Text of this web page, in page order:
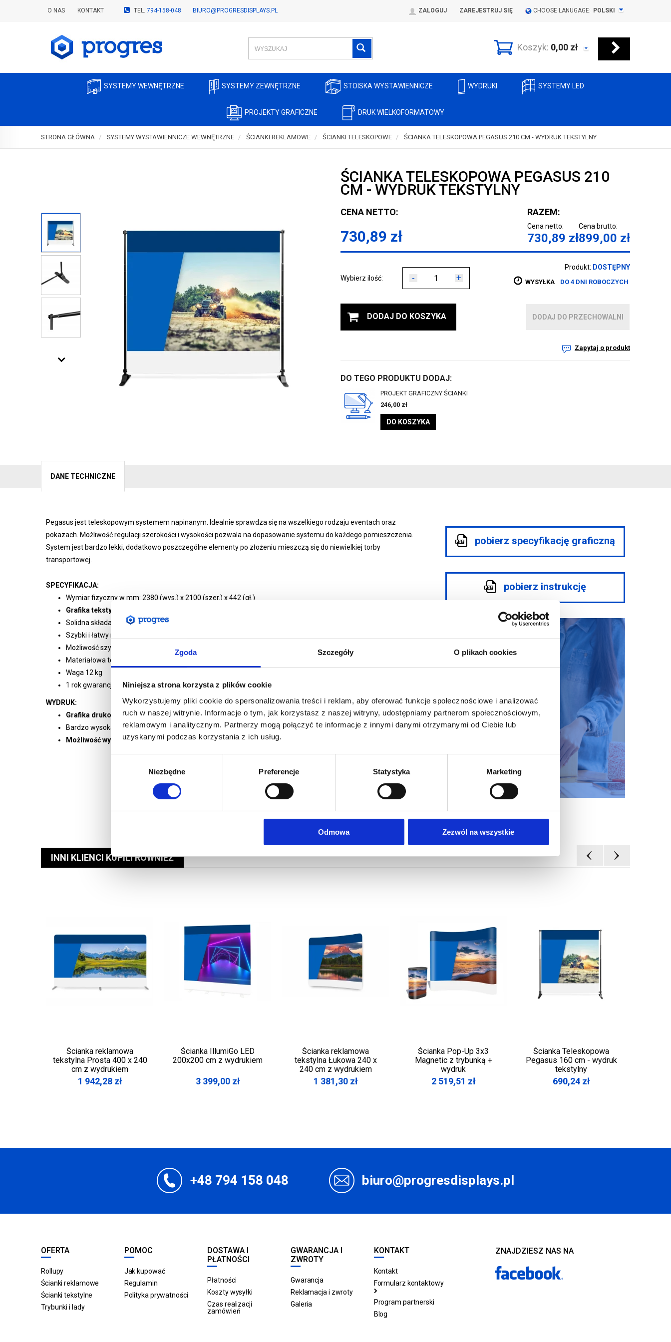
Zgoda Szczegóły O plikach cookies
Niniejsza strona korzysta z plików cookie
Wykorzystujemy pliki cookie do spersonalizowania treści i reklam, aby oferować funkcje społecznościowe i analizować
ruch w naszej witrynie. Informacje o tym, jak korzystasz z naszej witryny, udostępniamy partnerom społecznościowym,
reklamowym i analitycznym. Partnerzy mogą połączyć te informacje z innymi danymi otrzymanymi od Ciebie lub
uzyskanymi podczas korzystania z ich usług.
Niezbędne Preferencje Statystyka Marketing
Odmowa Zezwól na wszystkie
O NAS KONTAKT TEL. 794-158-048 BIURO@PROGRESDISPLAYS.PL ZALOGUJ ZAREJESTRUJ SIĘ CHOOSE LANUGAGE: POLSKI
Koszyk: 0,00 zł
SYSTEMY WEWNĘTRZNE SYSTEMY ZEWNĘTRZNE STOISKA WYSTAWIENNICZE WYDRUKI SYSTEMY LED
PROJEKTY GRAFICZNE DRUK WIELKOFORMATOWY
STRONA GŁÓWNA SYSTEMY WYSTAWIENNICZE WEWNĘTRZNE ŚCIANKI REKLAMOWE ŚCIANKI TELESKOPOWE ŚCIANKA TELESKOPOWA PEGASUS 210 CM - WYDRUK TEKSTYLNY
ŚCIANKA TELESKOPOWA PEGASUS 210
CM - WYDRUK TEKSTYLNY
CENA NETTO:
730,89 zł
RAZEM:
Cena netto:
730,89 zł
Cena brutto:
899,00 zł
Wybierz ilość: - +
Produkt: DOSTĘPNY
WYSYŁKA DO 4 DNI ROBOCZYCH
DODAJ DO KOSZYKA DODAJ DO PRZECHOWALNI
Zapytaj o produkt
DO TEGO PRODUKTU DODAJ:
PROJEKT GRAFICZNY ŚCIANKI
246,00 zł
DO KOSZYKA
DANE TECHNICZNE
Pegasus jest teleskopowym systemem napinanym. Idealnie sprawdza się na wszelkiego rodzaju eventach oraz
pokazach. Możliwość regulacji szerokości i wysokości pozwala na dopasowanie systemu do każdego pomieszczenia.
System jest bardzo lekki, dodatkowo poszczególne elementy po złożeniu mieszczą się do niewielkiej torby
transportowej.
SPECYFIKACJA:
Wymiar fizyczny w mm: 2380 (wys.) x 2100 (szer.) x 442 (gł.)
Grafika tekstylna jednostronna w rozmiarze 230x200 cm
Solidna składana konstrukcja z aluminium anodowanego
Szybki i łatwy montaż bez użycia narzędzi
Możliwość szybkiej wymiany grafiki
Materiałowa torba transportowa w zestawie
Waga 12 kg
1 rok gwarancji
WYDRUK:
Grafika drukowana metodą sublimacji na tkaninie Display Stretch 230g/m2
Bardzo wysoka jakość grafik oraz idealne odwzorowanie kolorów
Możliwość wykonania wydruku dwustronnego za dopłatą
pobierz specyfikację graficzną
pobierz instrukcję
INNI KLIENCI KUPILI RÓWNIEŻ
Ścianka reklamowa
tekstylna Prosta 400 x 240
cm z wydrukiem
1 942,28 zł
Ścianka IllumiGo LED
200x200 cm z wydrukiem
3 399,00 zł
Ścianka reklamowa
tekstylna Łukowa 240 x
240 cm z wydrukiem
1 381,30 zł
Ścianka Pop-Up 3x3
Magnetic z trybunką +
wydruk
2 519,51 zł
Ścianka Teleskopowa
Pegasus 160 cm - wydruk
tekstylny
690,24 zł
+48 794 158 048 biuro@progresdisplays.pl
OFERTA
Rollupy
Ścianki reklamowe
Ścianki tekstylne
Trybunki i lady
POMOC
Jak kupować
Regulamin
Polityka prywatności
DOSTAWA I
PŁATNOŚCI
Płatności
Koszty wysyłki
Czas realizacji
zamówień
GWARANCJA I
ZWROTY
Gwarancja
Reklamacja i zwroty
Galeria
KONTAKT
Kontakt
Formularz kontaktowy
Program partnerski
Blog
ZNAJDZIESZ NAS NA